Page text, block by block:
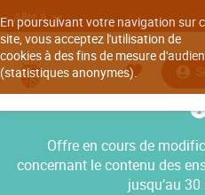
En poursuivant votre navigation sur
site, vous acceptez l'utilisation de
cookies à des fins de mesure
(statistiques anonymes).
Aller à
Offre en cours de
concernant le contenu des
jusqu’au